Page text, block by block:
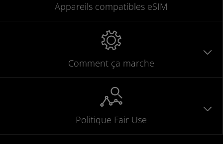
Appareils compatibles eSIM
Comment ça marche
Politique Fair Use